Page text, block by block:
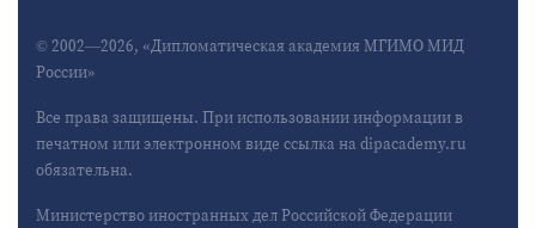
© 2002—2026, «Дипломатическая академия МГИМО МИД
России»
Все права защищены. При использовании информации в
печатном или электронном виде ссылка на dipacademy.ru
обязательна.
Министерство иностранных дел Российской Федерации